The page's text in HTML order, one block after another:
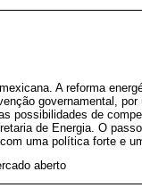
A reforma
governamental,
possibilidades de
de Energia. O
uma política forte e
aberto